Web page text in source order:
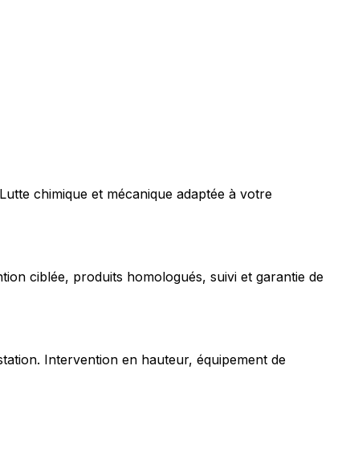
chimique et mécanique adaptée à votre
ciblée, produits homologués, suivi et garantie de
Intervention en hauteur, équipement de